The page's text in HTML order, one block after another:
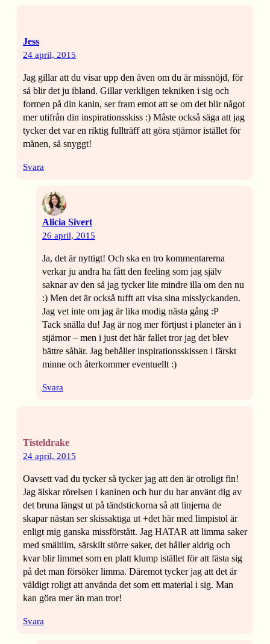
Jess
24 april, 2015
Jag gillar att du visar upp den även om du är missnöjd, för
så blir det ju ibland. Gillar verkligen tekniken i sig och
formen på din kanin, ser fram emot att se om det blir något
mer utifrån din inspirationsskiss :) Måste också säga att jag
tycker det var en riktig fullträff att göra stjärnor istället för
månen, så snyggt!
Svara
Alicia Sivert
26 april, 2015
Ja, det är nyttigt! Och ska en tro kommentarerna
verkar ju andra ha fått den feeling som jag själv
saknar av den så jag tycker lite mindre illa om den nu
:) Men det är också tufft att visa sina misslyckanden.
Jag vet inte om jag är lika modig nästa gång :P
Tack snälla du! Jag är nog mer förtjust i planeter än i
stjärnor – men i just det här fallet tror jag det blev
bättre såhär. Jag behåller inspirationsskissen i färskt
minne och återkommer eventuellt :)
Svara
Tisteldrake
24 april, 2015
Oavsett vad du tycker så tycker jag att den är otroligt fin!
Jag älskar rörelsen i kaninen och hur du har använt dig av
det bruna längst ut på tändstickorna så att linjerna de
skapar nästan ser skissaktiga ut +det här med limpistol är
enligt mig ganska missförstått. Jag HATAR att limma saker
med smältlim, särskilt större saker, det håller aldrig och
kvar blir limmet som en platt klump istället för att fästa sig
på det man försöker limma. Däremot tycker jag att det är
väldigt roligt att använda det som ett material i sig. Man
kan göra mer än man tror!
Svara